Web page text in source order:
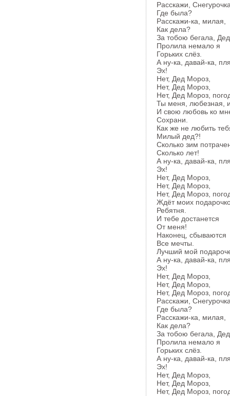
Расскажи,
Где была?
Расскажи-ка, милая,
Как дела?
За тобою бегала,
Пролила немало я
Горьких слёз.
А ну-ка, давай-ка,
Эх!
Нет, Дед Мороз,
Нет, Дед Мороз,
Нет, Дед Мороз,
Ты меня, любезная,
И свою любовь ко
Сохрани.
Как же не любить
Милый дед?!
Сколько зим
Сколько лет!
А ну-ка, давай-ка,
Эх!
Нет, Дед Мороз,
Нет, Дед Мороз,
Нет, Дед Мороз,
Ждёт моих
Ребятня.
И тебе достанется
От меня!
Наконец, сбываются
Все мечты.
Лучший мой
А ну-ка, давай-ка,
Эх!
Нет, Дед Мороз,
Нет, Дед Мороз,
Нет, Дед Мороз,
Расскажи,
Где была?
Расскажи-ка, милая,
Как дела?
За тобою бегала,
Пролила немало я
Горьких слёз.
А ну-ка, давай-ка,
Эх!
Нет, Дед Мороз,
Нет, Дед Мороз,
Нет, Дед Мороз,